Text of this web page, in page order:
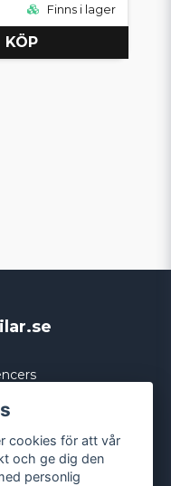
Finns i lager
KÖP
cookies för att vår
och ge dig den
personlig